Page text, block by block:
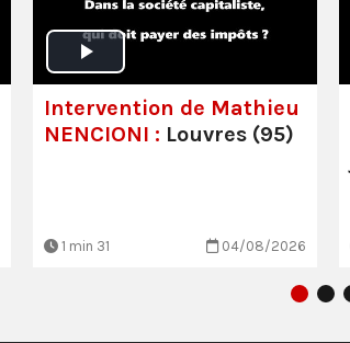
Intervention de Mathieu
NENCIONI : Louvres (95)
1 min 31 04/08/2026